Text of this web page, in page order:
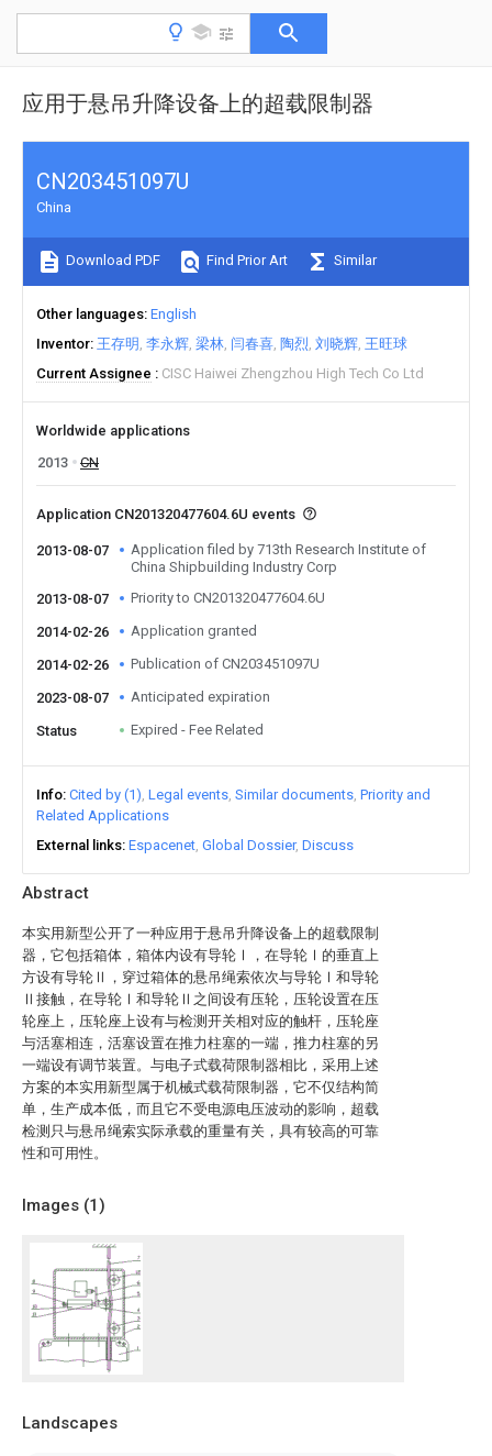
应用于悬吊升降设备上的超载限制器
Abstract
本实用新型公开了一种应用于悬吊升降设备上的超载限制
器，它包括箱体，箱体内设有导轮Ⅰ，在导轮Ⅰ的垂直上
方设有导轮Ⅱ，穿过箱体的悬吊绳索依次与导轮Ⅰ和导轮
Ⅱ接触，在导轮Ⅰ和导轮Ⅱ之间设有压轮，压轮设置在压
轮座上，压轮座上设有与检测开关相对应的触杆，压轮座
与活塞相连，活塞设置在推力柱塞的一端，推力柱塞的另
一端设有调节装置。与电子式载荷限制器相比，采用上述
方案的本实用新型属于机械式载荷限制器，它不仅结构简
单，生产成本低，而且它不受电源电压波动的影响，超载
检测只与悬吊绳索实际承载的重量有关，具有较高的可靠
性和可用性。
Images (1)
Landscapes
CN203451097U
China
Download PDF Find Prior Art Similar
Other languages English
Inventor 王存明 李永辉 梁林 闫春喜 陶烈 刘晓辉 王旺球
Current Assignee
CISC Haiwei Zhengzhou High Tech Co Ltd
Worldwide applications
2013
CN
Application CN201320477604.6U events
2013-08-07
Application filed by 713th Research Institute of
China Shipbuilding Industry Corp
2013-08-07
Priority to CN201320477604.6U
2014-02-26 Application granted
2014-02-26 Publication of CN203451097U
2023-08-07 Anticipated expiration
Status Expired - Fee Related
Info Cited by (1) Legal events Similar documents Priority and
Related Applications
External links Espacenet Global Dossier Discuss